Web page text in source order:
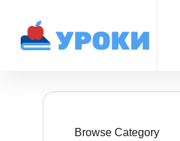
Browse Category